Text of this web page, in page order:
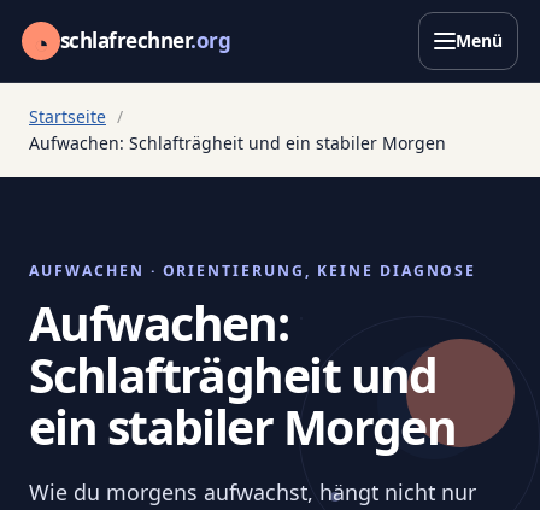
◔ schlafrechner.org Menü
Startseite
Aufwachen: Schlafträgheit und ein stabiler Morgen
AUFWACHEN · ORIENTIERUNG, KEINE DIAGNOSE
Aufwachen:
Schlafträgheit und
ein stabiler Morgen
Wie du morgens aufwachst, hängt nicht nur